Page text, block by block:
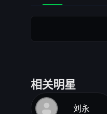
相关明星
刘永